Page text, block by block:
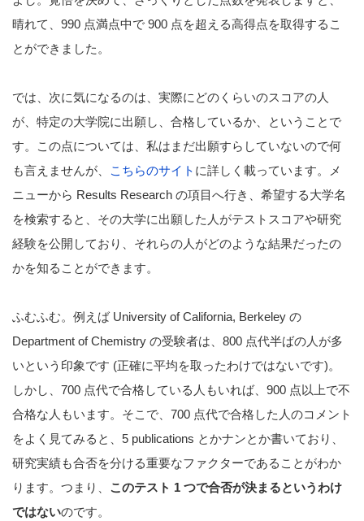
晴れて、990 点満点中で 900 点を超える高得点を取得するこ
とができました。
では、次に気になるのは、実際にどのくらいのスコアの人
が、特定の大学院に出願し、合格しているか、ということで
す。この点については、私はまだ出願すらしていないので何
も言えませんが、
こちらのサイト に詳しく載っています。メ
ニューから Results Research の項目へ行き、希望する大学名
を検索すると、その大学に出願した人がテストスコアや研究
経験を公開しており、それらの人がどのような結果だったの
かを知ることができます。
ふむふむ。例えば University of California, Berkeley の
Department of Chemistry の受験者は、800 点代半ばの人が多
いという印象です (正確に平均を取ったわけではないです)。
しかし、700 点代で合格している人もいれば、900 点以上で不
合格な人もいます。そこで、700 点代で合格した人のコメント
をよく見てみると、5 publications とかナンとか書いており、
研究実績も合否を分ける重要なファクターであることがわか
ります。つまり、 このテスト 1 つで合否が決まるというわけ
ではないのです。